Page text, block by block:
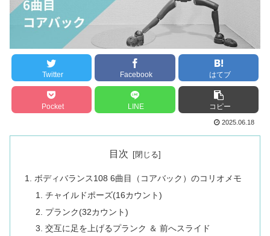
Twitter Facebook はてブ
Pocket LINE コピー
2025.06.18
目次
ボディバランス108 6曲目（コアバック）のコリオメモ
チャイルドポーズ(16カウント)
プランク(32カウント)
交互に足を上げるプランク ＆ 前へスライド